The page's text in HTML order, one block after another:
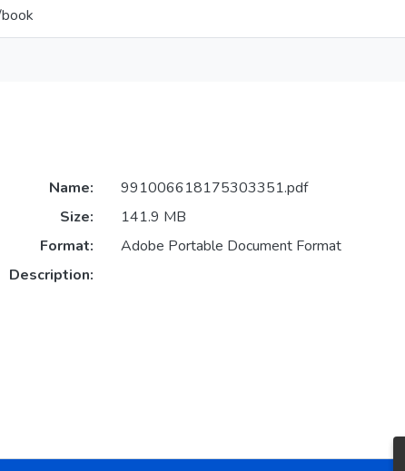
Name:
991006618175303351.pdf
Size:
141.9 MB
Format:
Adobe Portable Document Format
Description: